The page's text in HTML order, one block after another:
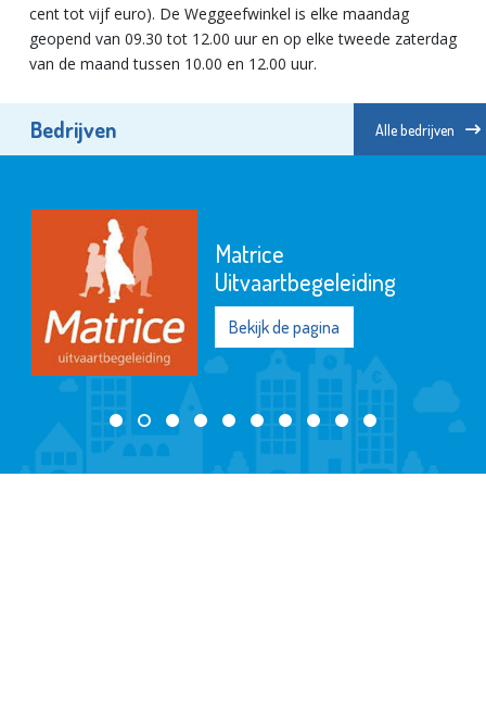
cent tot vijf euro). De Weggeefwinkel is elke maandag
geopend van 09.30 tot 12.00 uur en op elke tweede zaterdag
van de maand tussen 10.00 en 12.00 uur.
Bedrijven Alle bedrijven
Matrice
Uitvaartbegeleiding
Bekijk de pagina